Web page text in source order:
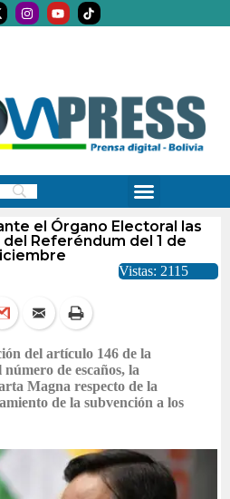
el Órgano Electoral las
Referéndum del 1 de
Vistas: 2115
del artículo 146 de la
de escaños, la
Magna respecto de la
de la subvención a los